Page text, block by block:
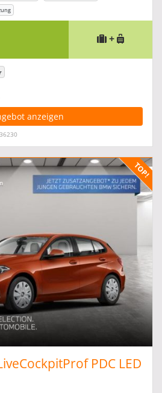
+
anzeigen
PDC LED